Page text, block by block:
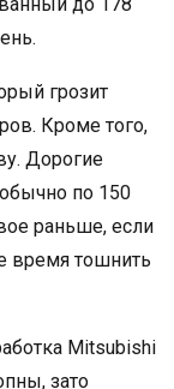
грозит
Кроме того,
Дорогие
по 150
раньше, если
время тошнить
Mitsubishi
зато